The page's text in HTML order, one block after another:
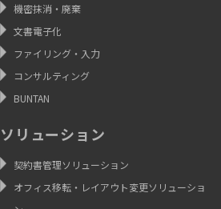
機密抹消・廃棄
文書電子化
ファイリング・入力
コンサルティング
BUNTAN
ソリューション
契約書管理ソリューション
オフィス移転・レイアウト変更ソリューショ